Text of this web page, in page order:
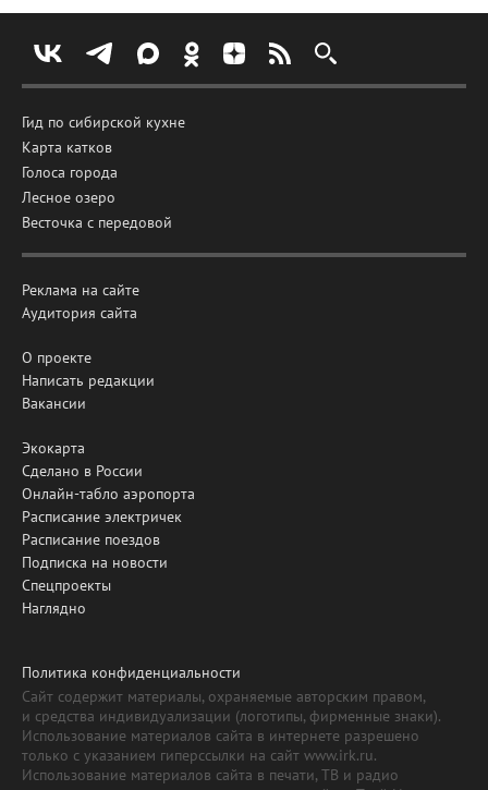
Гид по сибирской кухне
Карта катков
Голоса города
Лесное озеро
Весточка с передовой
Реклама на сайте
Аудитория сайта
О проекте
Написать редакции
Вакансии
Экокарта
Сделано в России
Онлайн-табло аэропорта
Расписание электричек
Расписание поездов
Подписка на новости
Спецпроекты
Наглядно
Политика конфиденциальности
Сайт содержит материалы, охраняемые авторским правом,
и средства индивидуализации (логотипы, фирменные знаки).
Использование материалов сайта в интернете разрешено
только с указанием гиперссылки на сайт www.irk.ru.
Использование материалов сайта в печати, ТВ и радио